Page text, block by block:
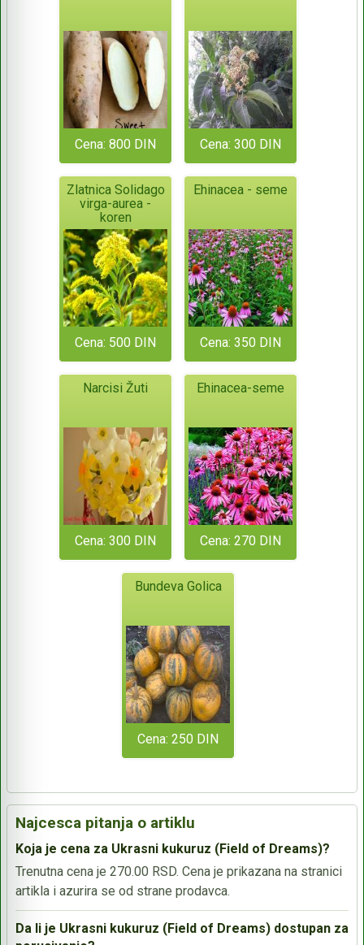
Cena: 800 DIN Cena: 300 DIN
Zlatnica Solidago
virga-aurea -
koren
Cena: 500 DIN
Ehinacea - seme
Cena: 350 DIN
Narcisi Žuti
Cena: 300 DIN
Ehinacea-seme
Cena: 270 DIN
Bundeva Golica
Cena: 250 DIN
Najcesca pitanja o artiklu
Koja je cena za Ukrasni kukuruz (Field of Dreams)?
Trenutna cena je 270.00 RSD. Cena je prikazana na stranici
artikla i azurira se od strane prodavca.
Da li je Ukrasni kukuruz (Field of Dreams) dostupan za